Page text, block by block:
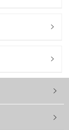



